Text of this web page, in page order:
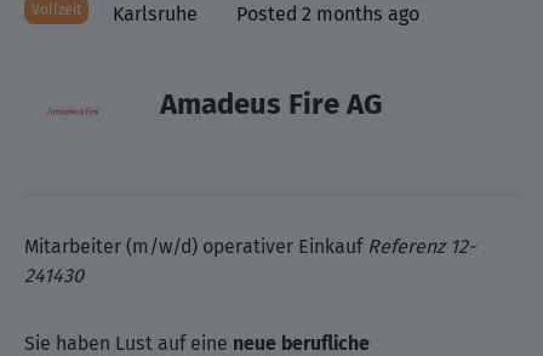
Vollzeit Karlsruhe Posted 2 months ago
Amadeus Fire AG
Mitarbeiter (m/w/d) operativer Einkauf Referenz 12-
241430
Sie haben Lust auf eine neue berufliche